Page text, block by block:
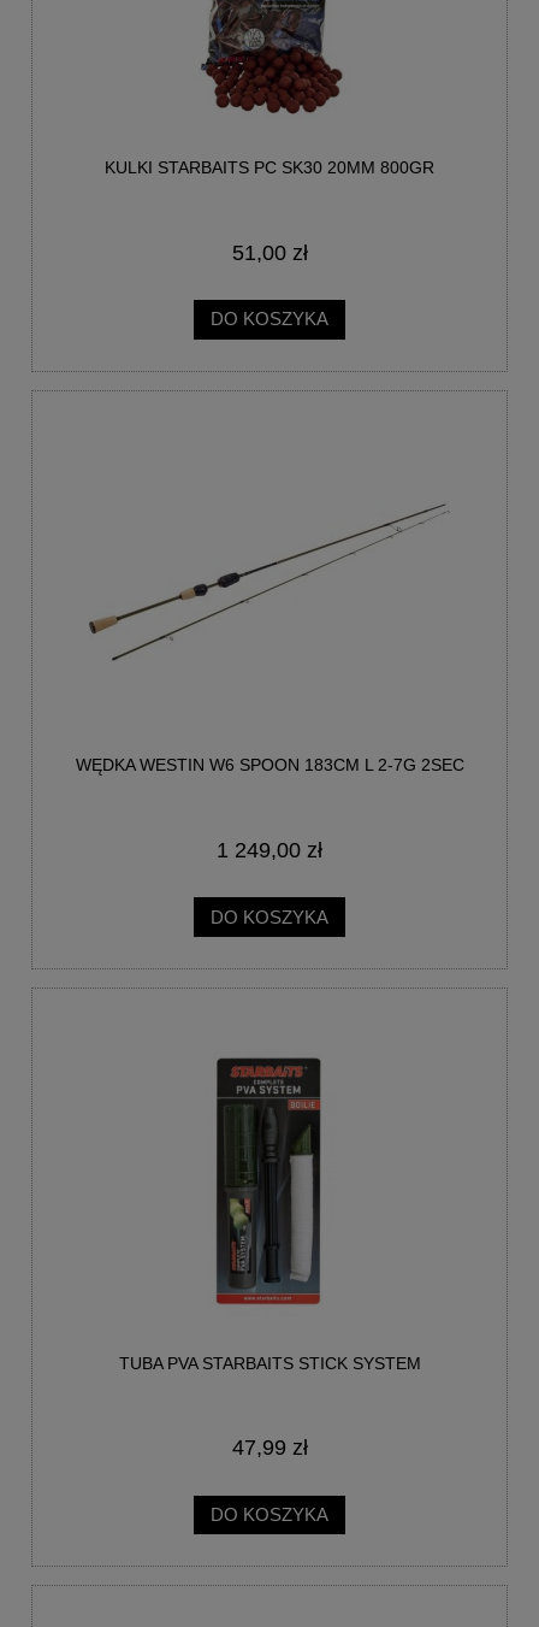
KULKI STARBAITS PC SK30 20MM 800GR
51,00 zł
DO KOSZYKA
WĘDKA WESTIN W6 SPOON 183CM L 2-7G 2SEC
1 249,00 zł
DO KOSZYKA
TUBA PVA STARBAITS STICK SYSTEM
47,99 zł
DO KOSZYKA